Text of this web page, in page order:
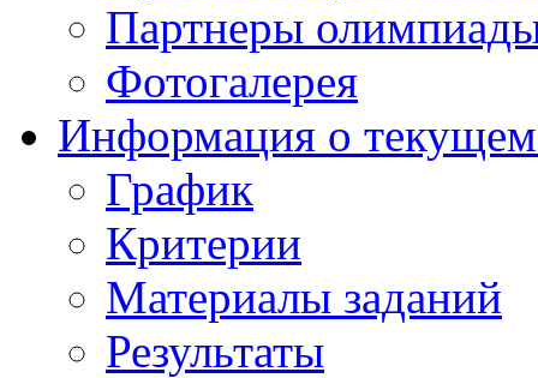
Партнеры
Фотогалерея
Информация о текущем
График
Критерии
Материалы заданий
Результаты